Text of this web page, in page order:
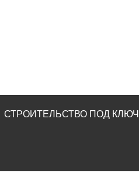
СТРОИТЕЛЬСТВО ПОД КЛЮЧ